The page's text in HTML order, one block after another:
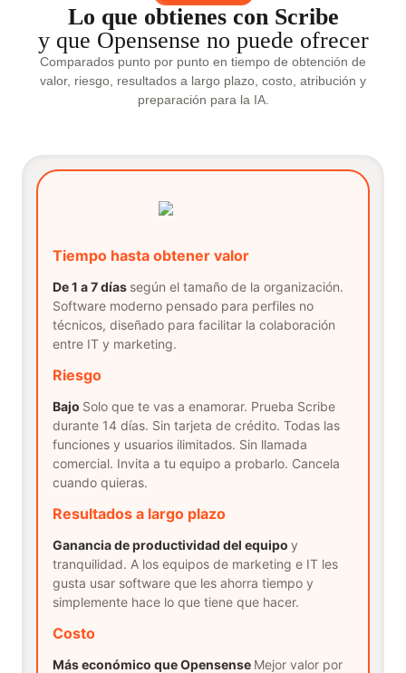
Lo que obtienes con Scribe
y que Opensense no puede ofrecer
Comparados punto por punto en tiempo de obtención de
valor, riesgo, resultados a largo plazo, costo, atribución y
preparación para la IA.
Tiempo hasta obtener valor
De 1 a 7 días según el tamaño de la organización.
Software moderno pensado para perfiles no
técnicos, diseñado para facilitar la colaboración
entre IT y marketing.
Riesgo
Bajo Solo que te vas a enamorar. Prueba Scribe
durante 14 días. Sin tarjeta de crédito. Todas las
funciones y usuarios ilimitados. Sin llamada
comercial. Invita a tu equipo a probarlo. Cancela
cuando quieras.
Resultados a largo plazo
Ganancia de productividad del equipo y
tranquilidad. A los equipos de marketing e IT les
gusta usar software que les ahorra tiempo y
simplemente hace lo que tiene que hacer.
Costo
Más económico que Opensense Mejor valor por